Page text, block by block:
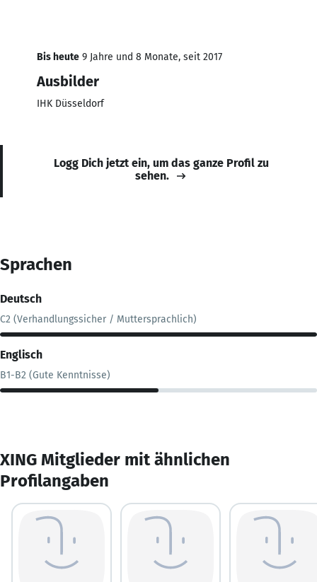
Bis heute 9 Jahre und 8 Monate, seit 2017
Ausbilder
IHK Düsseldorf
Logg Dich jetzt ein, um das ganze Profil zu
sehen.
Sprachen
Deutsch
C2 (Verhandlungssicher / Muttersprachlich)
Englisch
B1-B2 (Gute Kenntnisse)
XING Mitglieder mit ähnlichen
Profilangaben